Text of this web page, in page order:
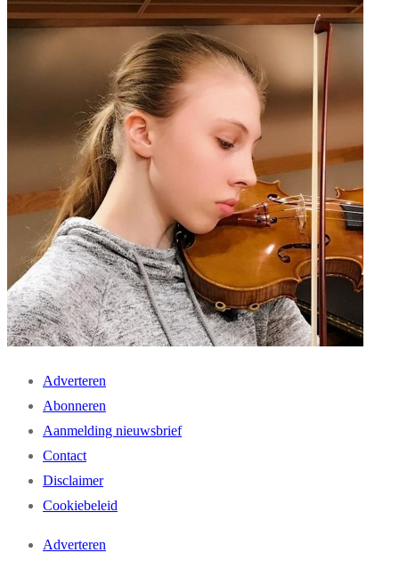
Adverteren
Abonneren
Aanmelding nieuwsbrief
Contact
Disclaimer
Cookiebeleid
Adverteren